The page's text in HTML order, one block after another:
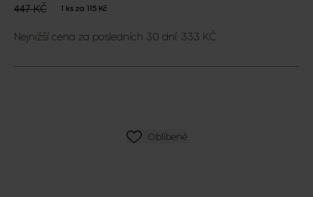
Regular Price
447 KČ 1 ks za 115 Kč
Nejnižší cena za posledních 30 dní: 333 KČ
SEZNAM PŘÁNÍ
Oblíbené